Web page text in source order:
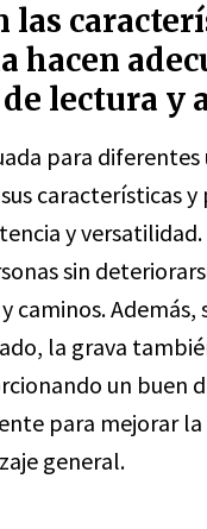
las
hacen
lectura y
para diferentes
características
y
sin
caminos.
la grava
un buen
para mejorar
general.